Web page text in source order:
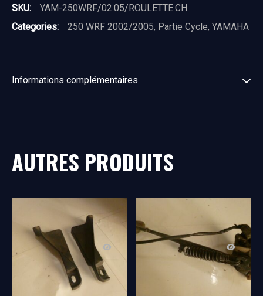
SKU:
YAM-250WRF/02.05/ROULETTE.CH
Categories:
250 WRF 2002/2005, Partie Cycle, YAMAHA
Informations complémentaires
AUTRES PRODUITS